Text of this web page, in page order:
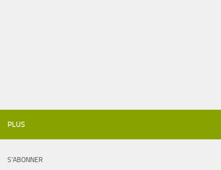
PLUS
S’ABONNER